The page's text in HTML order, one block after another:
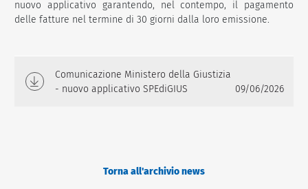
nuovo applicativo garantendo, nel contempo, il pagamento
delle fatture nel termine di 30 giorni dalla loro emissione.
Comunicazione Ministero della Giustizia
- nuovo applicativo SPEdiGIUS
09/06/2026
Torna all'archivio news